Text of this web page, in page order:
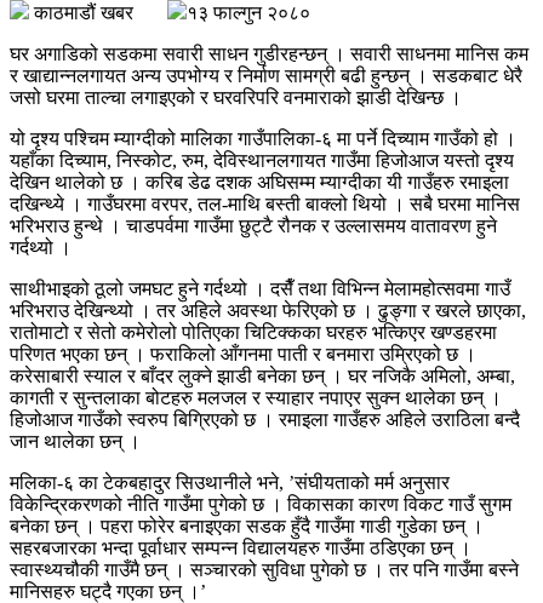
काठमाडौं खबर
१३ फाल्गुन २०८०
घर अगाडिको सडकमा सवारी साधन गुडीरहन्छन् । सवारी साधनमा मानिस कम
र खाद्यान्नलगायत अन्य उपभोग्य र निर्माण सामग्री बढी हुन्छन् । सडकबाट धेरै
जसो घरमा ताल्चा लगाइएको र घरवरिपरि वनमाराको झाडी देखिन्छ ।
यो दृश्य पश्चिम म्याग्दीको मालिका गाउँपालिका-६ मा पर्ने दिच्याम गाउँको हो ।
यहाँका दिच्याम, निस्कोट, रुम, देविस्थानलगायत गाउँमा हिजोआज यस्तो दृश्य
देखिन थालेको छ । करिब डेढ दशक अघिसम्म म्याग्दीका यी गाउँहरु रमाइला
दखिन्थ्ये । गाउँघरमा वरपर, तल-माथि बस्ती बाक्लो थियो । सबै घरमा मानिस
भरिभराउ हुन्थे । चाडपर्वमा गाउँमा छुट्टै रौनक र उल्लासमय वातावरण हुने
गर्दथ्यो ।
साथीभाइको ठूलो जमघट हुने गर्दथ्यो । दसैँ तथा विभिन्न मेलामहोत्सवमा गाउँ
भरिभराउ देखिन्थ्यो । तर अहिले अवस्था फेरिएको छ । ढुङ्गा र खरले छाएका,
रातोमाटो र सेतो कमेरोलो पोतिएका चिटिक्कका घरहरु भत्किएर खण्डहरमा
परिणत भएका छन् । फराकिलो आँगनमा पाती र बनमारा उम्रिएको छ ।
करेसाबारी स्याल र बाँदर लुक्ने झाडी बनेका छन् । घर नजिकै अमिलो, अम्बा,
कागती र सुन्तलाका बोटहरु मलजल र स्याहार नपाएर सुक्न थालेका छन् ।
हिजोआज गाउँको स्वरुप बिग्रिएको छ । रमाइला गाउँहरु अहिले उराठिला बन्दै
जान थालेका छन् ।
मलिका-६ का टेकबहादुर सिउथानीले भने, ’संघीयताको मर्म अनुसार
विकेन्द्रिकरणको नीति गाउँमा पुगेको छ । विकासका कारण विकट गाउँ सुगम
बनेका छन् । पहरा फोरेर बनाइएका सडक हुँदै गाउँमा गाडी गुडेका छन् ।
सहरबजारका भन्दा पूर्वाधार सम्पन्न विद्यालयहरु गाउँमा ठडिएका छन् ।
स्वास्थ्यचौकी गाउँमै छन् । सञ्चारको सुविधा पुगेको छ । तर पनि गाउँमा बस्ने
मानिसहरु घट्दै गएका छन् ।’